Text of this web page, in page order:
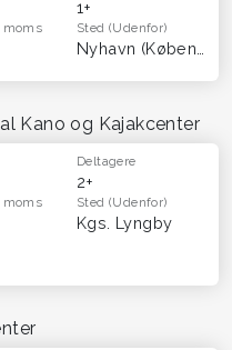
1+
moms Sted(Udenfor)
Kano og Kajakcenter
Deltagere
2+
moms Sted(Udenfor)
Kgs. Lyngby